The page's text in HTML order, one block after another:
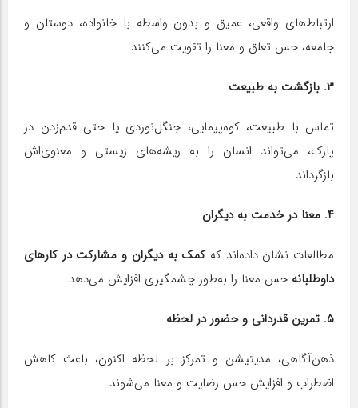
ارتباط‌های واقعی، عمیق و بدون واسطه با خانواده، دوستان و
جامعه، حس تعلق و معنا را تقویت می‌کنند.
۳. بازگشت به طبیعت
تماس با طبیعت، کوه‌پیمایی، جنگل‌نوردی یا حتی قدم‌زدن در
پارک، می‌تواند انسان را به ریشه‌های زیستی و معنوی‌اش
بازگرداند.
۴. معنا در خدمت به دیگران
مطالعات نشان داده‌اند که کمک به دیگران و مشارکت در کارهای
داوطلبانه حس معنا را به‌طور چشمگیری افزایش می‌دهد.
۵. تمرین قدردانی و حضور در لحظه
ذهن‌آگاهی، مدیتیشن و تمرکز بر لحظه اکنون، باعث کاهش
اضطراب و افزایش حس رضایت و معنا می‌شوند.